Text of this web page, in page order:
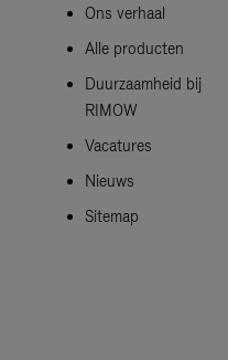
Ons verhaal
Alle producten
Duurzaamheid bij
RIMOW
Vacatures
Nieuws
Sitemap